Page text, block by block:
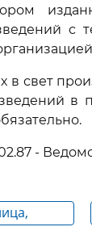
с
свет
в
-